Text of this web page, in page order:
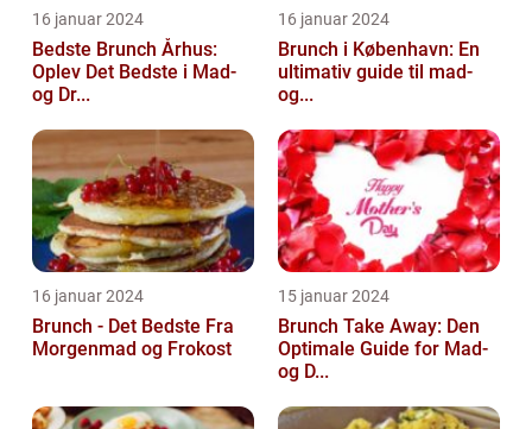
16 januar 2024
Bedste Brunch Århus:
Oplev Det Bedste i Mad-
og Dr...
16 januar 2024
Brunch i København: En
ultimativ guide til mad-
og...
16 januar 2024
Brunch - Det Bedste Fra
Morgenmad og Frokost
15 januar 2024
Brunch Take Away: Den
Optimale Guide for Mad-
og D...